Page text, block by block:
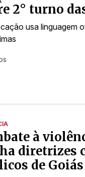
2° turno
usa linguagem
à
diretrizes
de Goiás